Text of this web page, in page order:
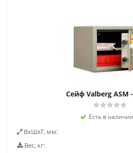
Cейф Valberg ASM
Есть в наличии
ВxШxГ, мм:
Вес, кг: